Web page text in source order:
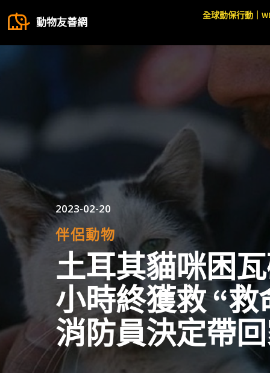
動物友善網
全球動保行動｜
2023-02-20
伴侶動物
土耳其貓咪困
小時終獲救 “救
消防員決定帶